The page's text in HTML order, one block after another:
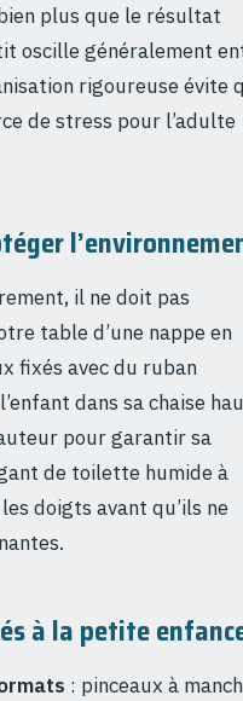
plus que le résultat
oscille généralement
rigoureuse évite
de stress pour l’adulte
il ne doit pas
table d’une nappe en
fixés avec du ruban
dans sa chaise
pour garantir sa
de toilette humide à
doigts avant qu’ils ne
à la petite
: pinceaux à